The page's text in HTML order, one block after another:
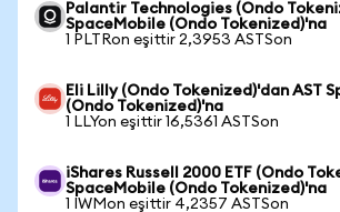
Palantir Technologies (Ondo
SpaceMobile (Ondo Tokenized)'na
1 PLTRon eşittir 2,3953 ASTSon
Eli Lilly (Ondo Tokenized)'dan AST
(Ondo Tokenized)'na
1 LLYon eşittir 16,5361 ASTSon
iShares Russell 2000 ETF (Ondo
SpaceMobile (Ondo Tokenized)'na
1 IWMon eşittir 4,2357 ASTSon